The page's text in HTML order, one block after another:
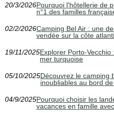
20/3/2026Pourquoi l'hôtellerie de
n°1 des familles
02/2/2026Camping Bel Air : une
vendée sur la côte
19/11/2025Explorer Porto-
mer turquoise
05/10/2025Découvrez le camping
inoubliables au bord
04/9/2025Pourquoi choisir les
vacances en famille